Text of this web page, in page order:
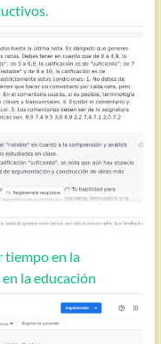
tiempo en la
la educación